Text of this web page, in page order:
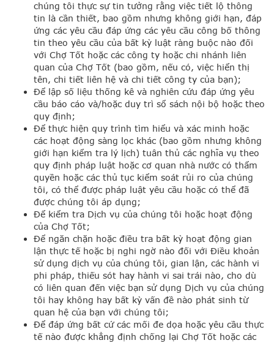
chúng tôi thực sự tin tưởng rằng việc tiết lộ thông
tin là cần thiết, bao gồm nhưng không giới hạn, đáp
ứng các yêu cầu đáp ứng các yêu cầu công bố thông
tin theo yêu cầu của bất kỳ luật ràng buộc nào đối
với Chợ Tốt hoặc các công ty hoặc chi nhánh liên
quan của Chợ Tốt (bao gồm, nếu có, việc hiển thị
tên, chi tiết liên hệ và chi tiết công ty của bạn);
Để lập số liệu thống kê và nghiên cứu đáp ứng yêu
cầu báo cáo và/hoặc duy trì sổ sách nội bộ hoặc theo
quy định;
Để thực hiện quy trình tìm hiểu và xác minh hoặc
các hoạt động sàng lọc khác (bao gồm nhưng không
giới hạn kiểm tra lý lịch) tuân thủ các nghĩa vụ theo
quy định pháp luật hoặc cơ quan nhà nước có thẩm
quyền hoặc các thủ tục kiểm soát rủi ro của chúng
tôi, có thể được pháp luật yêu cầu hoặc có thể đã
được chúng tôi áp dụng;
Để kiểm tra Dịch vụ của chúng tôi hoặc hoạt động
của Chợ Tốt;
Để ngăn chặn hoặc điều tra bất kỳ hoạt động gian
lận thực tế hoặc bị nghi ngờ nào đối với Điều khoản
sử dụng dịch vụ của chúng tôi, gian lận, các hành vi
phi pháp, thiếu sót hay hành vi sai trái nào, cho dù
có liên quan đến việc bạn sử dụng Dịch vụ của chúng
tôi hay không hay bất kỳ vấn đề nào phát sinh từ
quan hệ của bạn với chúng tôi;
Để đáp ứng bất cứ các mối đe dọa hoặc yêu cầu thực
tế nào được khẳng định chống lại Chợ Tốt hoặc các